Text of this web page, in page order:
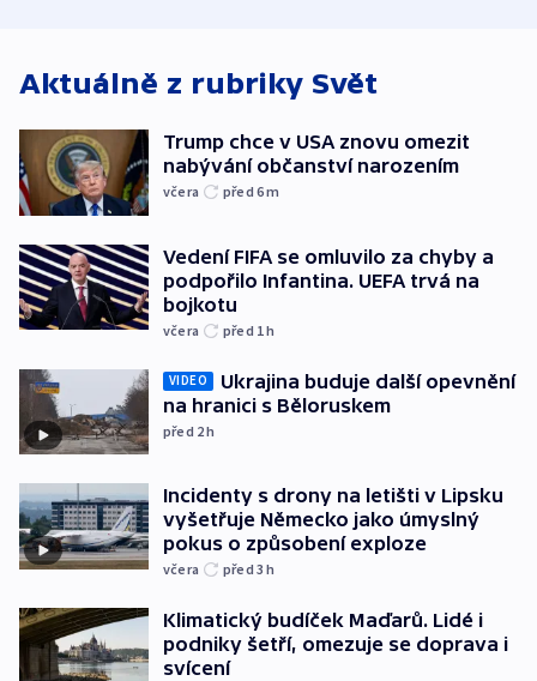
Aktuálně z rubriky Svět
Trump chce v USA znovu omezit
nabývání občanství narozením
včera před 6m
Vedení FIFA se omluvilo za chyby a
podpořilo Infantina. UEFA trvá na
bojkotu
včera před 1h
VIDEO
Ukrajina buduje další opevnění
na hranici s Běloruskem
před 2h
Incidenty s drony na letišti v Lipsku
vyšetřuje Německo jako úmyslný
pokus o způsobení exploze
včera před 3h
Klimatický budíček Maďarů. Lidé i
podniky šetří, omezuje se doprava i
svícení